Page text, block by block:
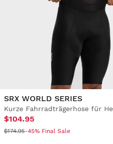
SRX WORLD SERIES
Kurze Fahrradträgerhose für
$104.95
$174.95-45% Final Sale